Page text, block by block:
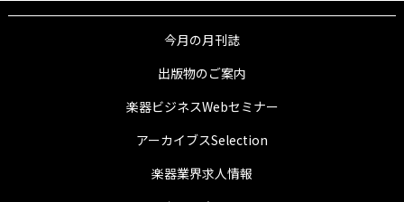
今月の月刊誌
出版物のご案内
楽器ビジネスWebセミナー
アーカイブスSelection
楽器業界求人情報